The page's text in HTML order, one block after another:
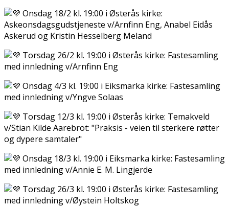
Onsdag 18/2 kl. 19:00 i Østerås kirke:
Askeonsdagsgudstjeneste v/Arnfinn Eng, Anabel Eidås
Askerud og Kristin Hesselberg Meland
Torsdag 26/2 kl. 19:00 i Østerås kirke: Fastesamling
med innledning v/Arnfinn Eng
Onsdag 4/3 kl. 19:00 i Eiksmarka kirke: Fastesamling
med innledning v/Yngve Solaas
Torsdag 12/3 kl. 19:00 i Østerås kirke: Temakveld
v/Stian Kilde Aarebrot: "Praksis - veien til sterkere røtter
og dypere samtaler"
Onsdag 18/3 kl. 19:00 i Eiksmarka kirke: Fastesamling
med innledning v/Annie E. M. Lingjerde
Torsdag 26/3 kl. 19:00 i Østerås kirke: Fastesamling
med innledning v/Øystein Holtskog